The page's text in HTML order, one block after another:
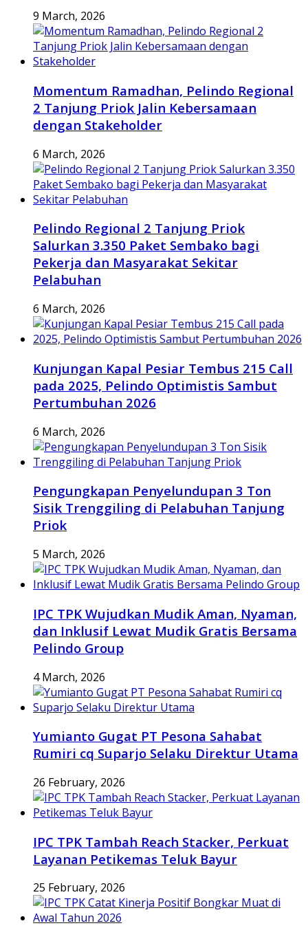
9 March, 2026
Momentum Ramadhan, Pelindo Regional
2 Tanjung Priok Jalin Kebersamaan
dengan Stakeholder
6 March, 2026
Pelindo Regional 2 Tanjung Priok
Salurkan 3.350 Paket Sembako bagi
Pekerja dan Masyarakat Sekitar
Pelabuhan
6 March, 2026
Kunjungan Kapal Pesiar Tembus 215 Call
pada 2025, Pelindo Optimistis Sambut
Pertumbuhan 2026
6 March, 2026
Pengungkapan Penyelundupan 3 Ton
Sisik Trenggiling di Pelabuhan Tanjung
Priok
5 March, 2026
IPC TPK Wujudkan Mudik Aman, Nyaman,
dan Inklusif Lewat Mudik Gratis Bersama
Pelindo Group
4 March, 2026
Yumianto Gugat PT Pesona Sahabat
Rumiri cq Suparjo Selaku Direktur Utama
26 February, 2026
IPC TPK Tambah Reach Stacker, Perkuat
Layanan Petikemas Teluk Bayur
25 February, 2026